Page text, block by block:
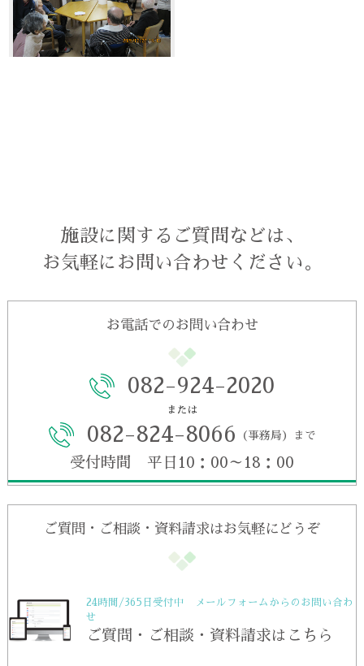
施設に関するご質問などは、
お気軽にお問い合わせください。
お電話でのお問い合わせ
082-924-2020
または
082-824-8066 （事務局）まで
受付時間 平日10：00～18：00
ご質問・ご相談・資料請求はお気軽にどうぞ
24時間/365日受付中 メールフォームからのお問い合わ
せ
ご質問・ご相談・資料請求はこちら